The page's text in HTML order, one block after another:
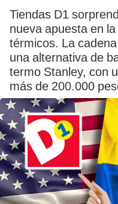
Tiendas D1
nueva apuesta en
térmicos. La
una alternativa de
termo Stanley, con
más de 200.000